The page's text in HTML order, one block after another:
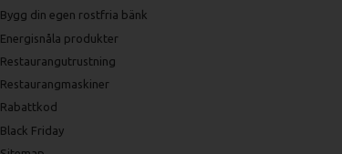
Bygg din egen rostfria bänk
Energisnåla produkter
Restaurangutrustning
Restaurangmaskiner
Rabattkod
Black Friday